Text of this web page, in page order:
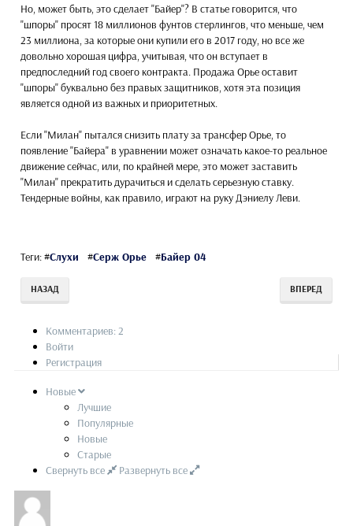
Но, может быть, это сделает "Байер"? В статье говорится, что
"шпоры" просят 18 миллионов фунтов стерлингов, что меньше, чем
23 миллиона, за которые они купили его в 2017 году, но все же
довольно хорошая цифра, учитывая, что он вступает в
предпоследний год своего контракта. Продажа Орье оставит
"шпоры" буквально без правых защитников, хотя эта позиция
является одной из важных и приоритетных.
Если "Милан" пытался снизить плату за трансфер Орье, то
появление "Байера" в уравнении может означать какое-то реальное
движение сейчас, или, по крайней мере, это может заставить
"Милан" прекратить дурачиться и сделать серьезную ставку.
Тендерные войны, как правило, играют на руку Дэниелу Леви.
Теги:#Слухи #Серж Орье #Байер 04
НАЗАД ВПЕРЕД
Комментариев: 2
Войти
Регистрация
Новые
Лучшие
Популярные
Новые
Старые
Свернуть все
Развернуть все